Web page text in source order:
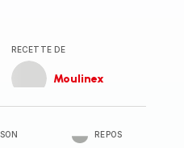
RECETTE DE
Moulinex
REPOS